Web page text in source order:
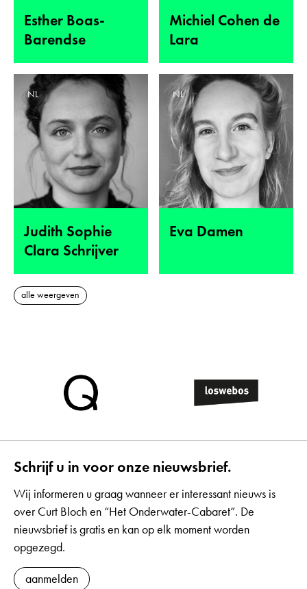
Esther Boas-
Barendse
Michiel Cohen de
Lara
Judith Sophie
Clara Schrijver
NL
Eva Damen
NL
alle weergeven
Schrijf u in voor onze nieuwsbrief.
Wij informeren u graag wanneer er interessant nieuws is
over Curt Bloch en “Het Onderwater-Cabaret”. De
nieuwsbrief is gratis en kan op elk moment worden
opgezegd.
aanmelden